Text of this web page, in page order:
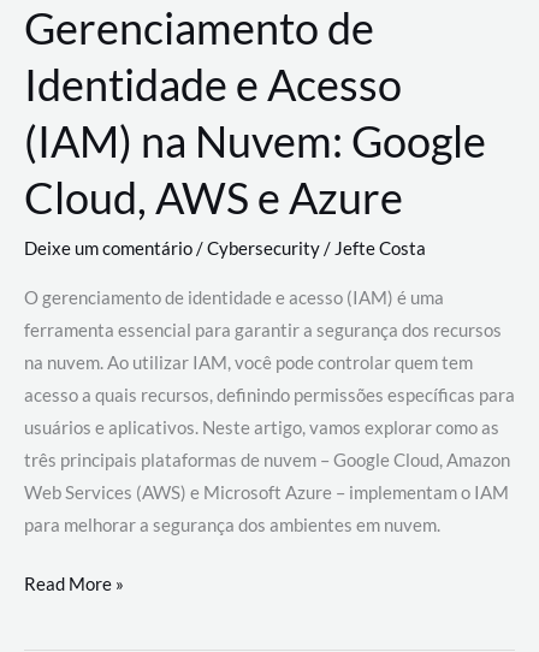
Gerenciamento de
Identidade e Acesso
(IAM) na Nuvem: Google
Cloud, AWS e Azure
Deixe um comentário/Cybersecurity/ Jefte Costa
O gerenciamento de identidade e acesso (IAM) é uma
ferramenta essencial para garantir a segurança dos recursos
na nuvem. Ao utilizar IAM, você pode controlar quem tem
acesso a quais recursos, definindo permissões específicas para
usuários e aplicativos. Neste artigo, vamos explorar como as
três principais plataformas de nuvem – Google Cloud, Amazon
Web Services (AWS) e Microsoft Azure – implementam o IAM
para melhorar a segurança dos ambientes em nuvem.
Gerenciamento
Read More »